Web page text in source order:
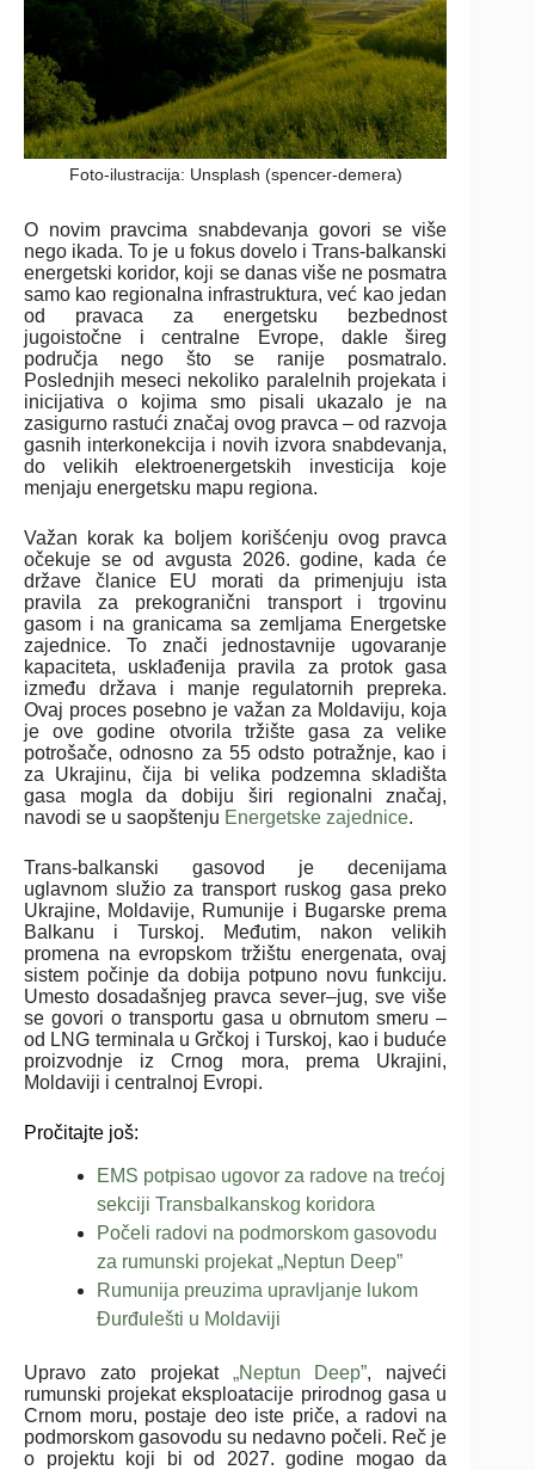
Foto-ilustracija: Unsplash (spencer-demera)
O novim pravcima snabdevanja govori se više
nego ikada. To je u fokus dovelo i Trans-balkanski
energetski koridor, koji se danas više ne posmatra
samo kao regionalna infrastruktura, već kao jedan
od pravaca za energetsku bezbednost
jugoistočne i centralne Evrope, dakle šireg
područja nego što se ranije posmatralo.
Poslednjih meseci nekoliko paralelnih projekata i
inicijativa o kojima smo pisali ukazalo je na
zasigurno rastući značaj ovog pravca – od razvoja
gasnih interkonekcija i novih izvora snabdevanja,
do velikih elektroenergetskih investicija koje
menjaju energetsku mapu regiona.
Važan korak ka boljem korišćenju ovog pravca
očekuje se od avgusta 2026. godine, kada će
države članice EU morati da primenjuju ista
pravila za prekogranični transport i trgovinu
gasom i na granicama sa zemljama Energetske
zajednice. To znači jednostavnije ugovaranje
kapaciteta, usklađenija pravila za protok gasa
između država i manje regulatornih prepreka.
Ovaj proces posebno je važan za Moldaviju, koja
je ove godine otvorila tržište gasa za velike
potrošače, odnosno za 55 odsto potražnje, kao i
za Ukrajinu, čija bi velika podzemna skladišta
gasa mogla da dobiju širi regionalni značaj,
navodi se u saopštenju Energetske zajednice.
Trans-balkanski gasovod je decenijama
uglavnom služio za transport ruskog gasa preko
Ukrajine, Moldavije, Rumunije i Bugarske prema
Balkanu i Turskoj. Međutim, nakon velikih
promena na evropskom tržištu energenata, ovaj
sistem počinje da dobija potpuno novu funkciju.
Umesto dosadašnjeg pravca sever–jug, sve više
se govori o transportu gasa u obrnutom smeru –
od LNG terminala u Grčkoj i Turskoj, kao i buduće
proizvodnje iz Crnog mora, prema Ukrajini,
Moldaviji i centralnoj Evropi.
Pročitajte još:
EMS potpisao ugovor za radove na trećoj
sekciji Transbalkanskog koridora
Počeli radovi na podmorskom gasovodu
za rumunski projekat „Neptun Deep”
Rumunija preuzima upravljanje lukom
Đurđulešti u Moldaviji
Upravo zato projekat „Neptun Deep”, najveći
rumunski projekat eksploatacije prirodnog gasa u
Crnom moru, postaje deo iste priče, a radovi na
podmorskom gasovodu su nedavno počeli. Reč je
o projektu koji bi od 2027. godine mogao da